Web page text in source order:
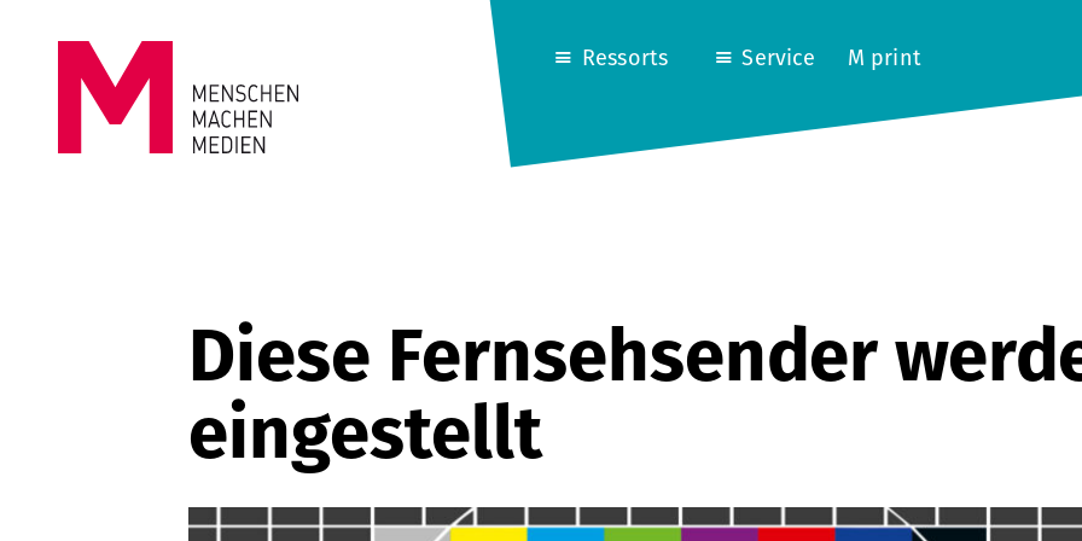
MEDIEN
Ressorts Service M print
Diese Fernsehsender
eingestellt